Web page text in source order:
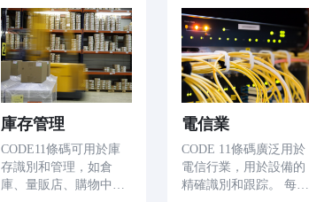
庫存管理
CODE11條碼可用於庫
存識別和管理，如倉
庫、量販店、購物中心
電信業
CODE 11條碼廣泛用於
電信行業，用於設備的
精確識別和跟踪。 每個